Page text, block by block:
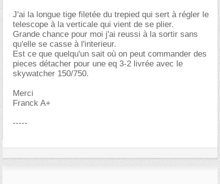
J'ai la longue tige filetée du trepied qui sert à régler le
telescope à la verticale qui vient de se plier.
Grande chance pour moi j'ai reussi à la sortir sans
qu'elle se casse à l'interieur.
Est ce que quelqu'un sait où on peut commander des
pieces détacher pour une eq 3-2 livrée avec le
skywatcher 150/750.
Merci
Franck A+
-----